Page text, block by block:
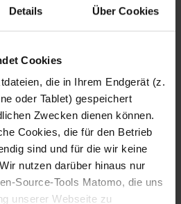
Details Über Cookies
Cookies
die in Ihrem Endgerät (z.
oder Tablet) gespeichert
Zwecken dienen können.
Cookies, die für den Betrieb
sind und für die wir keine
nutzen darüber hinaus nur
Source-Tools Matomo, die uns
unserer Webseite zu
Fotografo: Lorenz
Sternbach
Download